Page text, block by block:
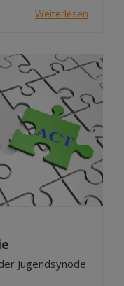
Weiterlesen
Jugendsynode